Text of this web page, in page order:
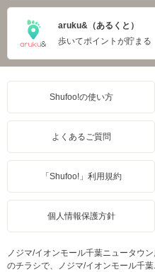
aruku&（あるくと）
歩いてポイントが貯まる
Shufoo!の使い方
よくあるご質問
「Shufoo!」利用規約
個人情報保護方針
ノジマ/イオンモール千葉ニュータウ
のチラシで、ノジマ/イオンモール千